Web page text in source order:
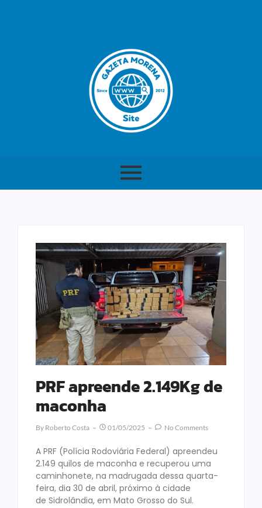
PRF apreende 2.149Kg de
maconha
By Roberto Costa 01/05/2025 No Comments
A PRF (Polícia Rodoviária Federal) apreendeu
2.149 quilos de maconha e recuperou uma
caminhonete, na madrugada dessa quarta-
feira, dia 30 de abril, próximo à cidade
de Sidrolândia, em Mato Grosso do Sul.